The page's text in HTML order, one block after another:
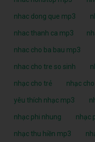
nhac dong que mp3
nhac thanh ca mp3
nhac cho ba bau mp3
nhac cho tre so sinh
nhạc cho trẻ nhạc
yêu thích nhạc mp3
nhạc phi nhung nhạc
nhạc thu hiền mp3